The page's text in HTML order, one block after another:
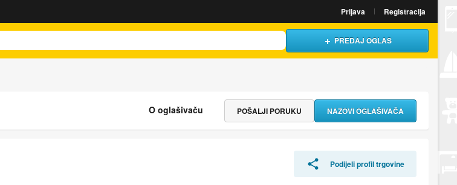
Prijava Registracija
PREDAJ OGLAS
Podijeli profil trgovine
O oglašivaču NAZOVI OGLAŠIVAČA
POŠALJI PORUKU